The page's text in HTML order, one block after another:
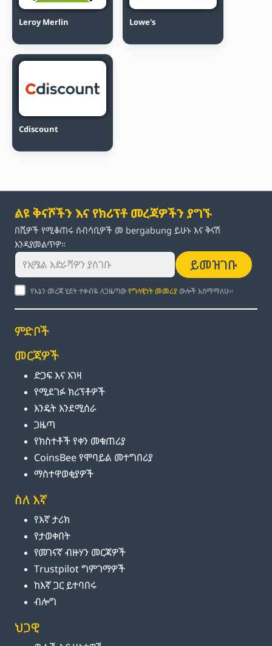
Leroy Merlin Lowe's
Cdiscount
ልዩ ቅናሾችን እና የክሪፕቶ መረጃዎችን ያግኙ
በሺዎች የሚቆጠሩ ሰብሳቢዎች መ bergabung ይሁኑ እና ቅናሽ
እንዳያመልጥዎ።
ይመዝገቡ
የእኔን መረጃ ሂደት ተቀብዬ ለጋዜጣውየግላዊነት መመሪያ ውሎች እስማማለሁ።
ምድቦች
መርጃዎች
ድጋፍ እና እገዛ
የሚደገፉ ክሪፕቶዎች
እንዴት እንደሚሰራ
ጋዜጣ
የክስተቶች የቀን መቁጠሪያ
CoinsBee የሞባይል መተግበሪያ
ማስተዋወቂያዎች
ስለ እኛ
የእኛ ታሪክ
የታወቀበት
የመገናኛ ብዙሃን መርጃዎች
Trustpilot ግምገማዎች
ከእኛ ጋር ይተባበሩ
ብሎግ
ህጋዊ